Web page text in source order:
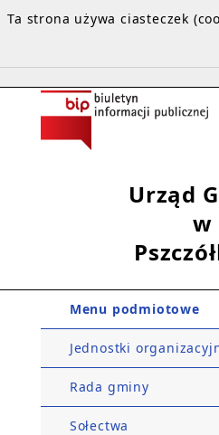
Urząd
w
Menu podmiotowe
Jednostki
Rada gminy
Sołectwa
Ta strona używa ciasteczek